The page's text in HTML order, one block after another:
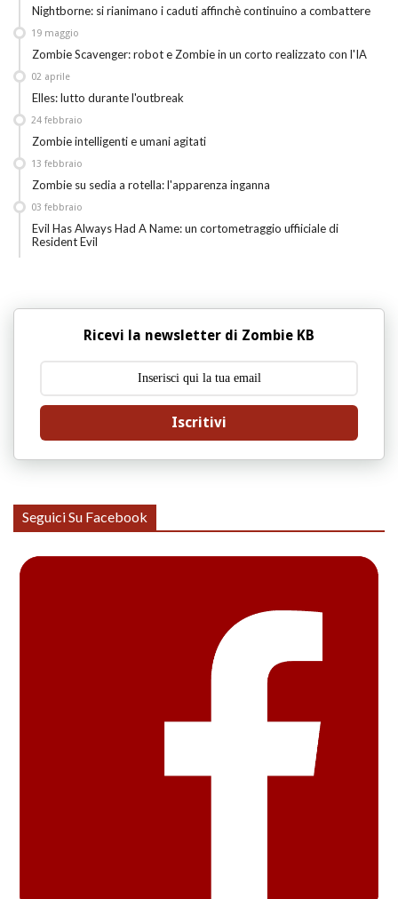
Nightborne: si rianimano i caduti affinchè continuino a combattere
Zombie Scavenger: robot e Zombie in un corto realizzato con l'IA
19 maggio
Elles: lutto durante l'outbreak
02 aprile
Zombie intelligenti e umani agitati
24 febbraio
Zombie su sedia a rotella: l'apparenza inganna
13 febbraio
Evil Has Always Had A Name: un cortometraggio uffiiciale di
Resident Evil
03 febbraio
Ricevi la newsletter di Zombie KB
Iscritivi
Seguici Su Facebook